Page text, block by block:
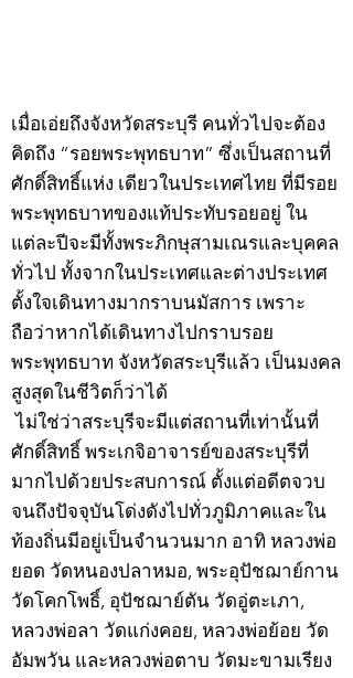
เมื่อเอ่ยถึงจังหวัดสระบุรี คนทั่วไปจะต้อง
คิดถึง “รอยพระพุทธบาท” ซึ่งเป็นสถานที่
ศักดิ์สิทธิ์แห่ง เดียวในประเทศไทย ที่มีรอย
พระพุทธบาทของแท้ประทับรอยอยู่ ใน
แต่ละปีจะมีทั้งพระภิกษุสามเณรและบุคคล
ทั่วไป ทั้งจากในประเทศและต่างประเทศ
ตั้งใจเดินทางมากราบนมัสการ เพราะ
ถือว่าหากได้เดินทางไปกราบรอย
พระพุทธบาท จังหวัดสระบุรีแล้ว เป็นมงคล
สูงสุดในชีวิตก็ว่าได้
ไม่ใช่ว่าสระบุรีจะมีแต่สถานที่เท่านั้นที่
ศักดิ์สิทธิ์ พระเกจิอาจารย์ของสระบุรีที่
มากไปด้วยประสบการณ์ ตั้งแต่อดีตจวบ
จนถึงปัจจุบันโด่งดังไปทั่วภูมิภาคและใน
ท้องถิ่นมีอยู่เป็นจำนวนมาก อาทิ หลวงพ่อ
ยอด วัดหนองปลาหมอ, พระอุปัชฌาย์กาน
วัดโคกโพธิ์, อุปัชฌาย์ตัน วัดอู่ตะเภา,
หลวงพ่อลา วัดแก่งคอย, หลวงพ่อย้อย วัด
อัมพวัน และหลวงพ่อตาบ วัดมะขามเรียง